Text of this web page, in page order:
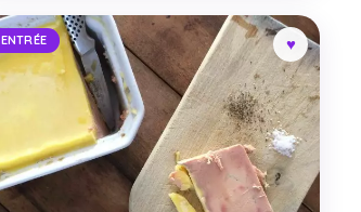
ENTRÉE